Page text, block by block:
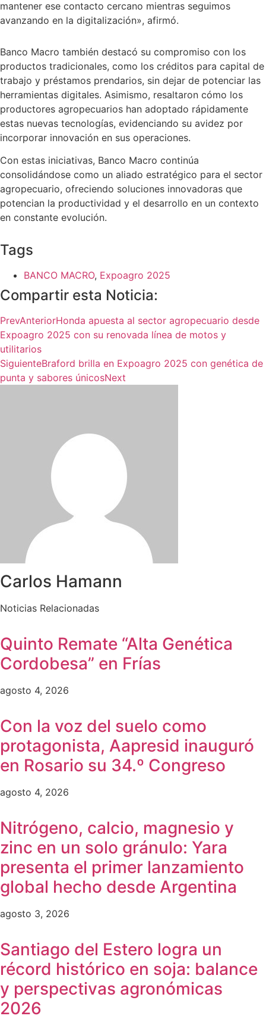
mantener ese contacto cercano mientras seguimos
avanzando en la digitalización», afirmó.
Banco Macro también destacó su compromiso con los
productos tradicionales, como los créditos para capital de
trabajo y préstamos prendarios, sin dejar de potenciar las
herramientas digitales. Asimismo, resaltaron cómo los
productores agropecuarios han adoptado rápidamente
estas nuevas tecnologías, evidenciando su avidez por
incorporar innovación en sus operaciones.
Con estas iniciativas, Banco Macro continúa
consolidándose como un aliado estratégico para el sector
agropecuario, ofreciendo soluciones innovadoras que
potencian la productividad y el desarrollo en un contexto
en constante evolución.
Tags
BANCO MACRO, Expoagro 2025
Compartir esta Noticia:
PrevAnteriorHonda apuesta al sector agropecuario desde
Expoagro 2025 con su renovada línea de motos y
utilitarios
SiguienteBraford brilla en Expoagro 2025 con genética de
punta y sabores únicosNext
Carlos Hamann
Noticias Relacionadas
Quinto Remate “Alta Genética
Cordobesa” en Frías
agosto 4, 2026
Con la voz del suelo como
protagonista, Aapresid inauguró
en Rosario su 34.º Congreso
agosto 4, 2026
Nitrógeno, calcio, magnesio y
zinc en un solo gránulo: Yara
presenta el primer lanzamiento
global hecho desde Argentina
agosto 3, 2026
Santiago del Estero logra un
récord histórico en soja: balance
y perspectivas agronómicas
2026